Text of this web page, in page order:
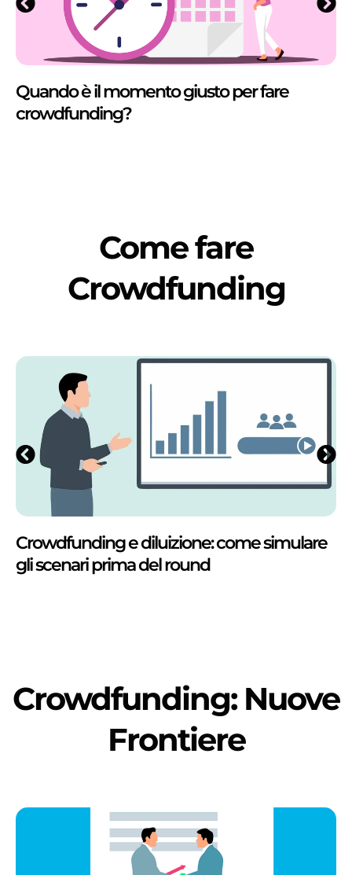
Quando è il momento giusto per fare
crowdfunding?
Come fare
Crowdfunding
Crowdfunding e diluizione: come simulare
gli scenari prima del round
Crowdfunding: Nuove
Frontiere